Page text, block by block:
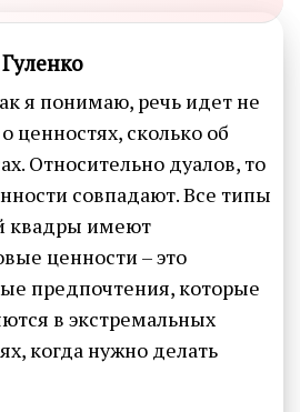
я понимаю, речь идет не
ценностях, сколько об
Относительно дуалов, то
совпадают. Все типы
квадры имеют
ценности – это
предпочтения, которые
в экстремальных
когда нужно делать